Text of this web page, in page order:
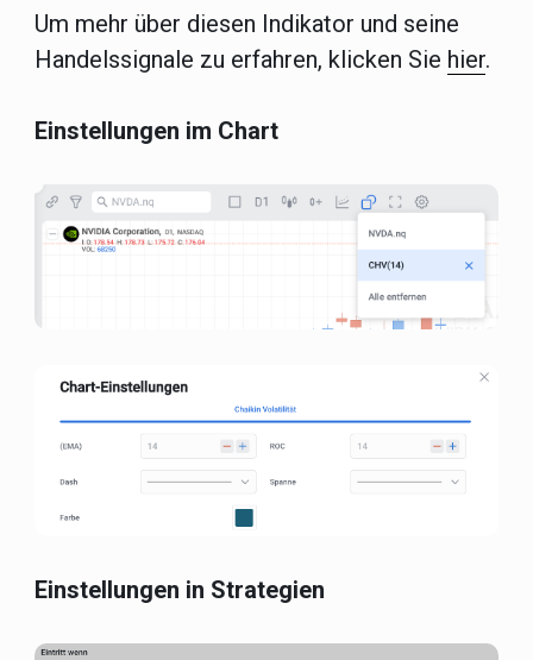
Um mehr über diesen Indikator und seine
Handelssignale zu erfahren, klicken Sie hier.
Einstellungen im Chart
Einstellungen in Strategien